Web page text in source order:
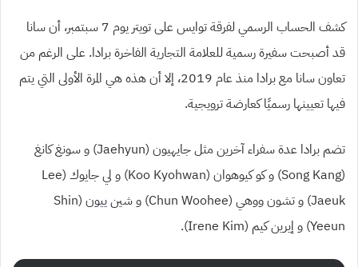
كشف الحساب الرسمي لفرقة توايس على تويتر يوم 7 سبتمبر، أن سانا
قد أصبحت سفيرة رسمية للعلامة التجارية الفاخرة برادا. على الرغم من
تعاون سانا مع برادا منذ عام 2019، إلا أن هذه هي المرة الأولى التي يتم
فيها تعيينها رسميًا كعارضة ترويجية.
تضم برادا عدة سفراء آخرين مثل جايهيون (Jaehyun)
و سونغ كانغ
(Song Kang)
و كو كيوهوان (Koo Kyohwan) و لي جايوك (Lee
Jaeuk) و تشون ووهي (Chun Woohee) و شين ييون (Shin
Yeeun) و إيرين كيم (Irene Kim)
.